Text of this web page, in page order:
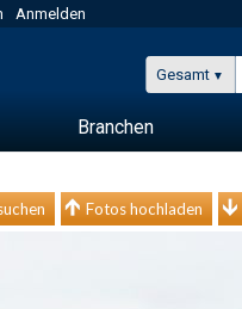
Anmelden
Gesamt
Branchen
Fotos hochladen